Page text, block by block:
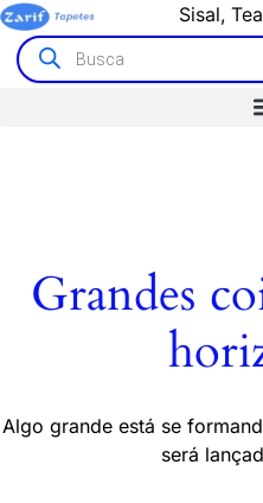
Sisal,
Grandes
Algo grande está se
será